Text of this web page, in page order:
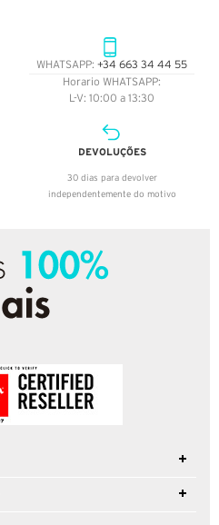
WHATSAPP: +34 663 34 44 55
Horario WHATSAPP:
L-V: 10:00 a 13:30
DEVOLUÇÕES
30 dias para devolver
independentemente do motivo